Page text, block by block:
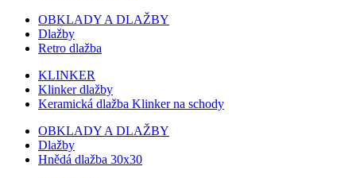
OBKLADY A DLAŽBY
Dlažby
Retro dlažba
KLINKER
Klinker dlažby
Keramická dlažba Klinker na schody
OBKLADY A DLAŽBY
Dlažby
Hnědá dlažba 30x30